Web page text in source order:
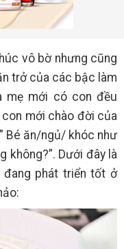
vô bờ nhưng cũng
trở của các bậc làm
mẹ mới có con đều
mới chào đời của
Bé ăn/ngủ/ khóc như
không?”. Dưới đây là
đang phát triển tốt ở